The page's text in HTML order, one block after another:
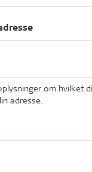
om hvilket
adresse.